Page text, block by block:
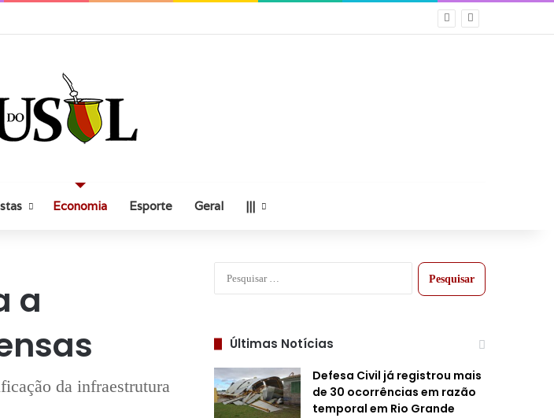
em Rio Grande
Economia Esporte Geral |||
a
da infraestrutura
Pesquisar
Últimas Notícias
Defesa Civil já registrou mais
de 30 ocorrências em razão
temporal em Rio Grande